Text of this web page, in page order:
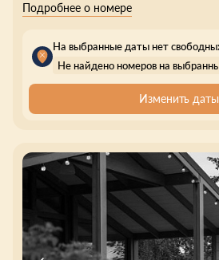
Подробнее о номере
На выбранные даты нет
Не найдено номеров на
Изменить даты